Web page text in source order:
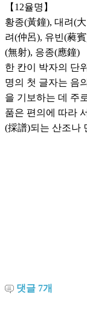
【12율명】
황종(黃鐘), 대려(
려(仲呂), 유빈(蕤
(無射), 응종(應鐘)
한 칸이 박자의 단
명의 첫 글자는 음
을 기보하는 데 주
품은 편의에 따라
(採譜)되는 산조나
댓글 7개